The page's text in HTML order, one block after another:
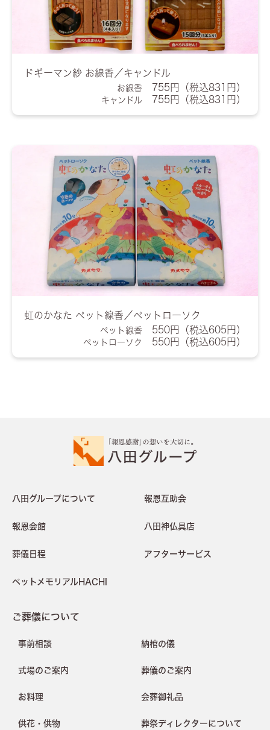
ドギーマン紗 お線香／キャンドル
お線香 755円（税込831円）
キャンドル 755円（税込831円）
虹のかなた ペット線香／ペットローソク
ペット線香 550円（税込605円）
ペットローソク 550円（税込605円）
八田グループについて 報恩互助会
報恩会館 八田神仏具店
葬儀日程 アフターサービス
ペットメモリアルHACHI
ご葬儀について
事前相談 納棺の儀
式場のご案内 葬儀のご案内
お料理 会葬御礼品
供花・供物 葬祭ディレクターについて